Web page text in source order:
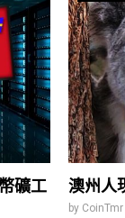
礦工
澳州人
by